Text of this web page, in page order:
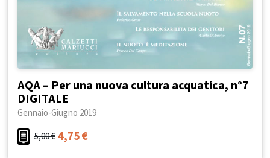
AQA – Per una nuova cultura acquatica, n°7
DIGITALE
Gennaio-Giugno 2019
5,00€4,75€